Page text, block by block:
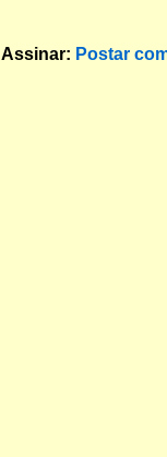
Assinar: Postar